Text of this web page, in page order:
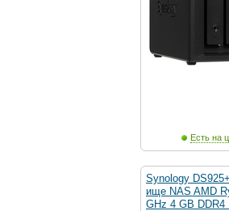
Есть на
Synology
ище NAS AMD
GHz 4 GB DDR4